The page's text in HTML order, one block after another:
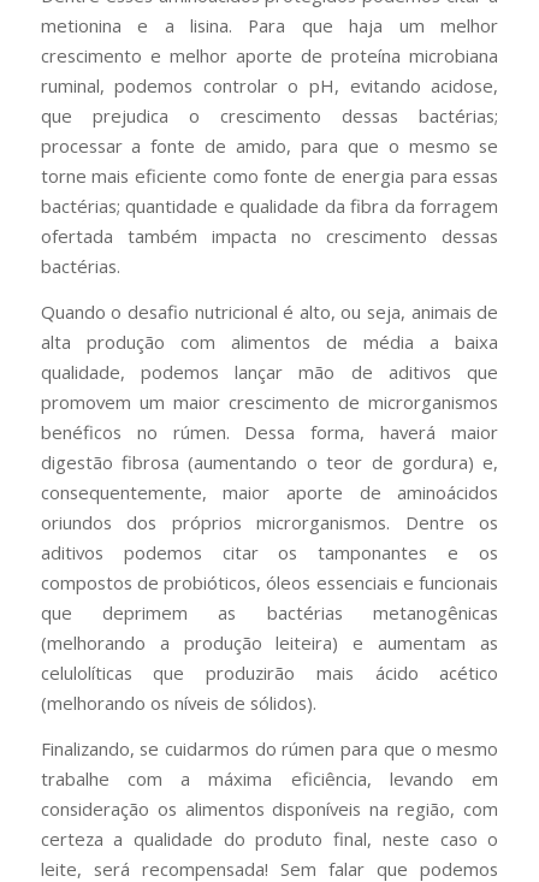
metionina e a lisina. Para que haja um melhor
crescimento e melhor aporte de proteína microbiana
ruminal, podemos controlar o pH, evitando acidose,
que prejudica o crescimento dessas bactérias;
processar a fonte de amido, para que o mesmo se
torne mais eficiente como fonte de energia para essas
bactérias; quantidade e qualidade da fibra da forragem
ofertada também impacta no crescimento dessas
bactérias.
Quando o desafio nutricional é alto, ou seja, animais de
alta produção com alimentos de média a baixa
qualidade, podemos lançar mão de aditivos que
promovem um maior crescimento de microrganismos
benéficos no rúmen. Dessa forma, haverá maior
digestão fibrosa (aumentando o teor de gordura) e,
consequentemente, maior aporte de aminoácidos
oriundos dos próprios microrganismos. Dentre os
aditivos podemos citar os tamponantes e os
compostos de probióticos, óleos essenciais e funcionais
que deprimem as bactérias metanogênicas
(melhorando a produção leiteira) e aumentam as
celulolíticas que produzirão mais ácido acético
(melhorando os níveis de sólidos).
Finalizando, se cuidarmos do rúmen para que o mesmo
trabalhe com a máxima eficiência, levando em
consideração os alimentos disponíveis na região, com
certeza a qualidade do produto final, neste caso o
leite, será recompensada! Sem falar que podemos